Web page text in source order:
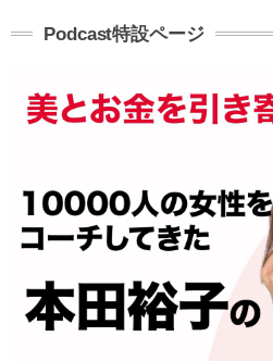
Podcast特設ページ